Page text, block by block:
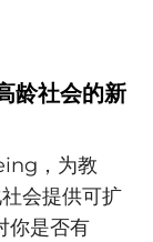
龄社会的新
，为教
会提供可扩
你是否有